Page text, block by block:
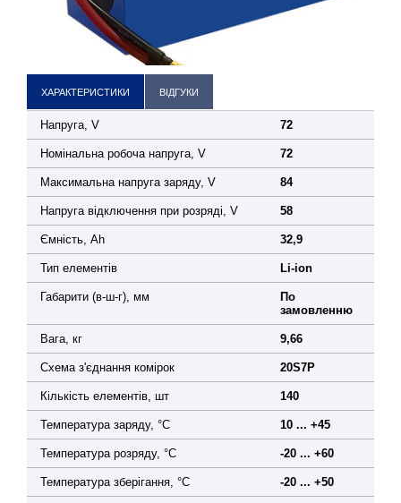
ХАРАКТЕРИСТИКИ ВІДГУКИ
Напруга, V 72
Номінальна робоча напруга, V 72
Максимальна напруга заряду, V 84
Напруга відключення при розряді, V 58
Ємність, Ah 32,9
Тип елементів Li-ion
Габарити (в-ш-г), мм
По
замовленню
Вага, кг 9,66
Схема з'єднання комірок 20S7P
Кількість елементів, шт 140
Температура заряду, °C 10 ... +45
Температура розряду, °C -20 ... +60
Температура зберігання, °C -20 ... +50